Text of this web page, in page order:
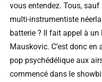
vous entendez. Tous,
multi-instrumentiste
batterie ? Il fait appel à
Mauskovic. C’est donc
pop psychédélique aux
commencé dans le